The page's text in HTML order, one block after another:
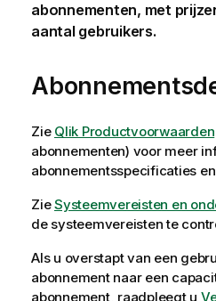
abonnementen, met
aantal gebruikers.
Zie Qlik Productvoorwaarden
abonnementen) voor meer
abonnementsspecificaties
ZieSysteemvereisten en
de systeemvereisten te
Als u overstapt van een
abonnement naar een
abonnement, raadpleegt u